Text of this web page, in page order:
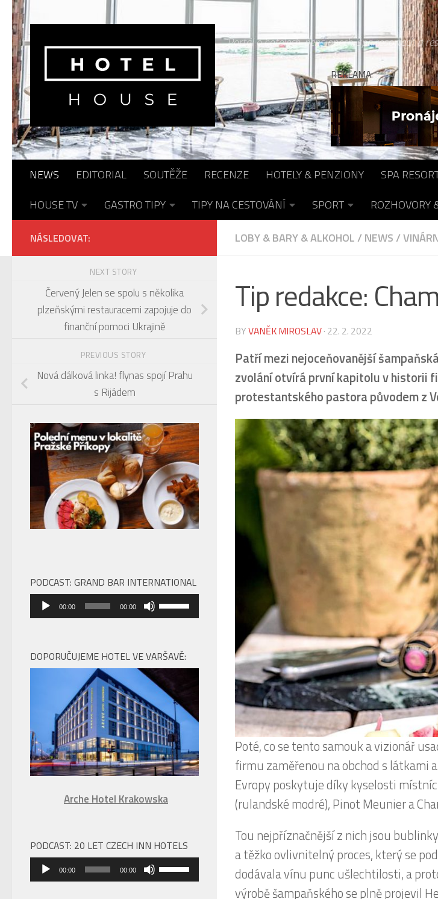
Skip to content
Portál o hotelech, pensionech, spa resortech a
REKLAMA:
NEWS EDITORIAL SOUTĚŽE RECENZE HOTELY & PENZIONY SPA
HOUSE TV
GASTRO TIPY TIPY NA CESTOVÁNÍ SPORT ROZHOVORY
LOBY & BARY & ALKOHOL / NEWS /
Tip redakce:
BYVANĚK MIROSLAV· 22. 2. 2022
Patří mezi nejoceňovanější
zvolání otvírá první kapitolu v historii
protestantského pastora původem z
Poté, co se tento samouk a vizionář
firmu zaměřenou na obchod s látkami
Evropy poskytuje díky kyselosti
(rulandské modré), Pinot Meunier a
Tou nejpříznačnější z nich jsou
a těžko ovlivnitelný proces, který se
dodávala vínu punc ušlechtilosti, a
výrobě šampaňského se plně projevil
NÁSLEDOVAT:
NEXT STORY
Červený Jelen se spolu s několika
plzeňskými restauracemi zapojuje do
finanční pomoci Ukrajině
PREVIOUS STORY
Nová dálková linka! flynas spojí Prahu
s Rijádem
PODCAST: GRAND BAR INTERNATIONAL
Audio
přehrávač
00:00 00:00
Použitím
šipek
zvýšíte
nebo
snížíte
úroveň
hlasitosti.
DOPORUČUJEME HOTEL VE VARŠAVĚ:
Arche Hotel Krakowska
PODCAST: 20 LET CZECH INN HOTELS
Audio
přehrávač
00:00 00:00
Použitím
šipek